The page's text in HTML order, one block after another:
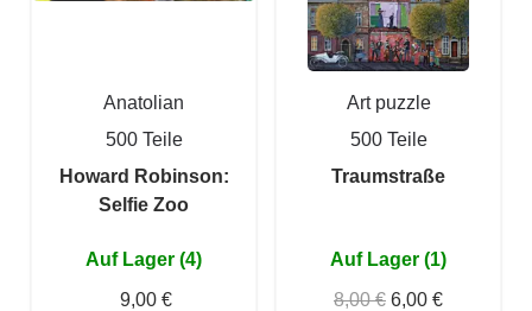
Anatolian
500 Teile
Howard Robinson:
Selfie Zoo
Auf Lager (4)
9,00 €
Art puzzle
500 Teile
Traumstraße
Auf Lager (1)
8,00 € 6,00 €